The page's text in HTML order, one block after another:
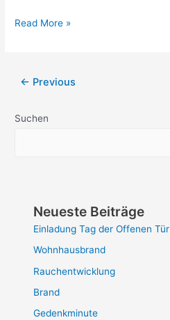
Read More »
← Previous
Suchen
Neueste Beiträge
Einladung Tag der Offenen Tür
Wohnhausbrand
Rauchentwicklung
Brand
Gedenkminute